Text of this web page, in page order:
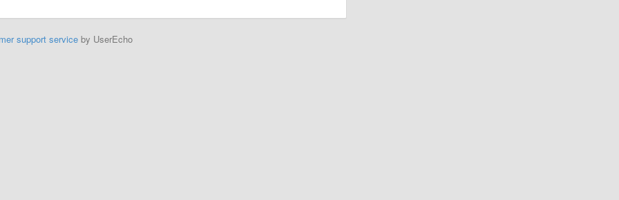
support serviceby UserEcho